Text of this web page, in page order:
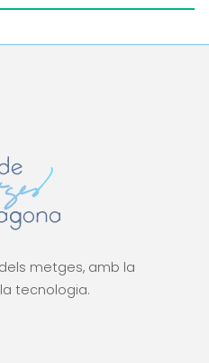
metges, amb la
tecnologia.